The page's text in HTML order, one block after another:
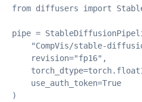
from diffusers import
pipe =
"CompVis/stable-
    revision="fp16",
    use_auth_token=True
)